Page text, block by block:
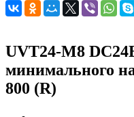
UVT24-M8
минимального
800 (R)